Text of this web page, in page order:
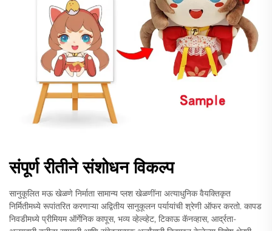
संपूर्ण रीतीने संशोधन विकल्प
सानुकूलित मऊ खेळणे निर्माता सामान्य प्लश खेळणींना अत्याधुनिक वैयक्तिकृत
निर्मितीमध्ये रूपांतरित करणाऱ्या अद्वितीय सानुकूलन पर्यायांची श्रेणी ऑफर करतो. कापड
निवडीमध्ये प्रीमियम ऑर्गेनिक कापूस, भव्य व्हेल्व्हेट, टिकाऊ कॅनव्हास, आर्द्रता-